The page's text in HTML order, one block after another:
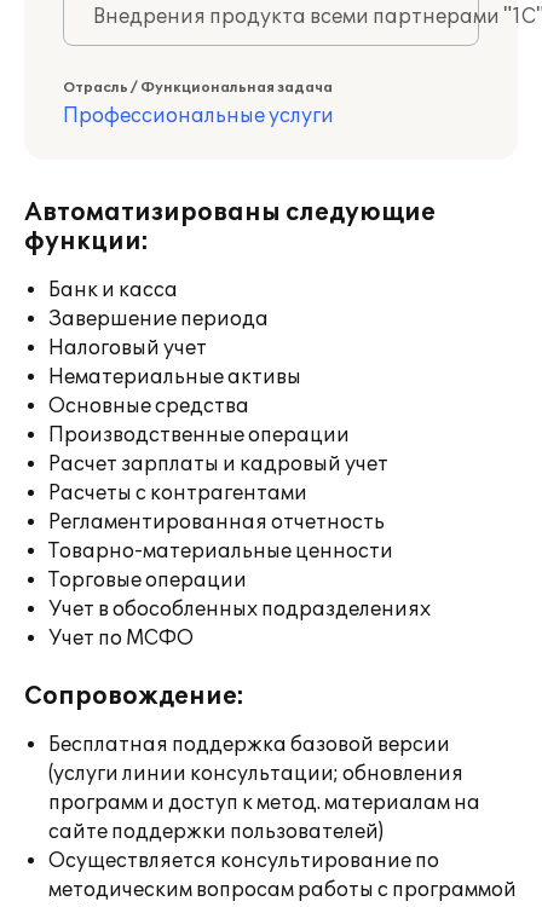
Внедрения продукта всеми партнерами
Отрасль / Функциональная задача
Профессиональные услуги
Автоматизированы следующие
функции:
Банк и касса
Завершение периода
Налоговый учет
Нематериальные активы
Основные средства
Производственные операции
Расчет зарплаты и кадровый учет
Расчеты с контрагентами
Регламентированная отчетность
Товарно-материальные ценности
Торговые операции
Учет в обособленных подразделениях
Учет по МСФО
Сопровождение:
Бесплатная поддержка базовой версии
(услуги линии консультации; обновления
программ и доступ к метод. материалам на
сайте поддержки пользователей)
Осуществляется консультирование по
методическим вопросам работы с программой